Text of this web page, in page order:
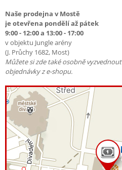
Naše prodejna v Mostě
je otevřena pondělí až pátek
9:00 - 12:00 a 13:00 - 17:00
v objektu Jungle arény
(J. Průchy 1682, Most)
Můžete si zde také osobně vyzvednout
objednávky z e-shopu.